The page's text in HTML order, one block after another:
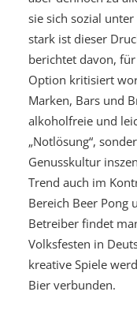
sie sich sozial
stark ist dieser
berichtet davon,
Option kritisiert
Marken, Bars und
alkoholfreie und
„Notlösung“,
Genusskultur
Trend auch im
Bereich Beer Pong
Betreiber findet
Volksfesten in
kreative Spiele
Bier verbunden.